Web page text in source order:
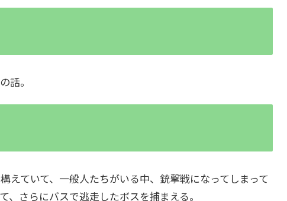
話。
ていて、一般人たちがいる中、銃撃戦になってしまって
さらにバスで逃走したボスを捕まえる。